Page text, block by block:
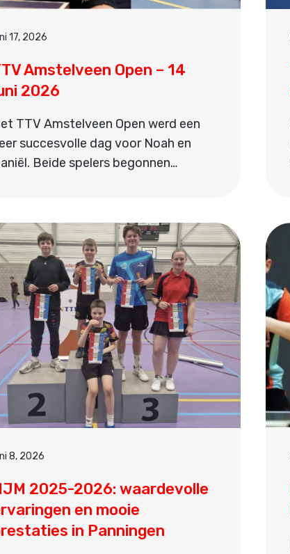
17, 2026
Amstelveen Open – 14
2026
TTV Amstelveen Open werd een
succesvolle dag voor Noah en
Beide spelers begonnen…
8, 2026
2025-2026: waardevolle
en mooie
in Panningen